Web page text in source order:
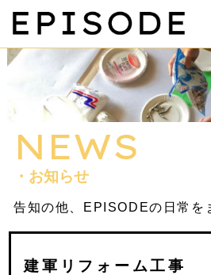
NEWS
・お知らせ
告知の他、EPISODEの日常を
建軍リフォーム工事